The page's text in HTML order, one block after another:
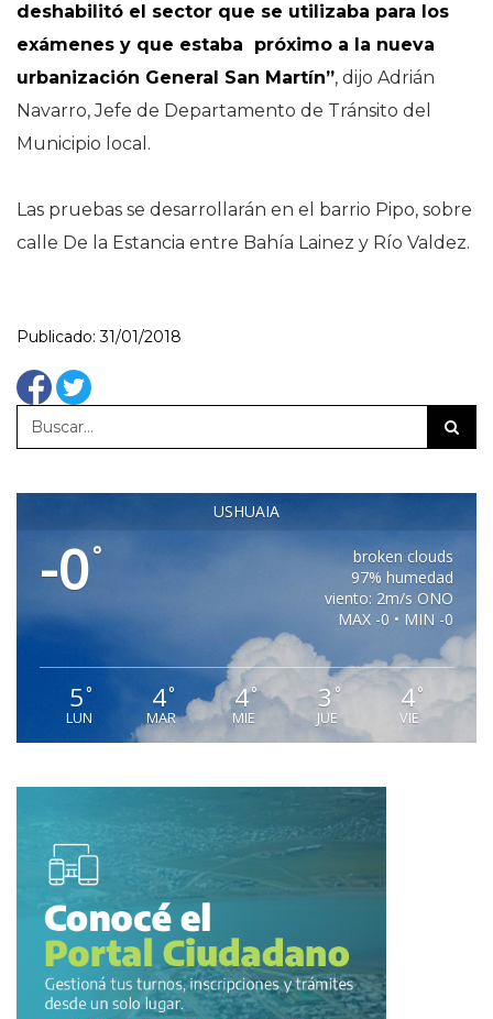
deshabilitó el sector que se utilizaba para los
exámenes y que estaba próximo a la nueva
urbanización General San Martín”, dijo Adrián
Navarro, Jefe de Departamento de Tránsito del
Municipio local.
Las pruebas se desarrollarán en el barrio Pipo, sobre
calle De la Estancia entre Bahía Lainez y Río Valdez.
Publicado: 31/01/2018
USHUAIA
-0°
broken clouds
97% humedad
viento: 2m/s ONO
MAX -0 • MIN -0
5°
LUN
4°
MAR
4°
MIE
3 °
JUE
4°
VIE